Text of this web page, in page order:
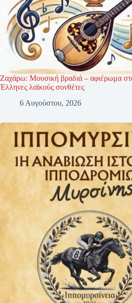
Ζαχάρω: Μουσική βραδιά – αφιέρωμα
Έλληνες λαϊκούς συνθέτες
6 Αυγούστου, 2026